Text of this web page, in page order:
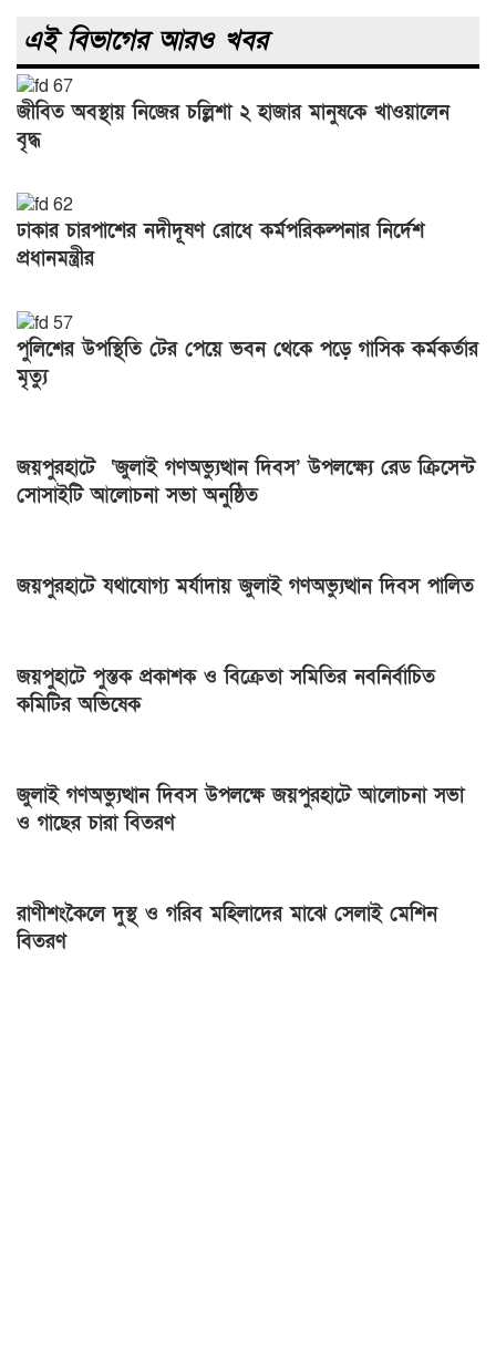
এই বিভাগের আরও খবর
জীবিত অবস্থায় নিজের চল্লিশা ২ হাজার মানুষকে খাওয়ালেন
বৃদ্ধ
ঢাকার চারপাশের নদীদূষণ রোধে কর্মপরিকল্পনার নির্দেশ
প্রধানমন্ত্রীর
পুলিশের উপস্থিতি টের পেয়ে ভবন থেকে পড়ে গাসিক কর্মকর্তার
মৃত্যু
জয়পুরহাটে ‘জুলাই গণঅভ্যুত্থান দিবস’ উপলক্ষ্যে রেড ক্রিসেন্ট
সোসাইটি আলোচনা সভা অনুষ্ঠিত
জয়পুরহাটে যথাযোগ্য মর্যাদায় জুলাই গণঅভ্যুত্থান দিবস পালিত
জয়পুহাটে পুস্তক প্রকাশক ও বিক্রেতা সমিতির নবনির্বাচিত
কমিটির অভিষেক
জুলাই গণঅভ্যুত্থান দিবস উপলক্ষে জয়পুরহাটে আলোচনা সভা
ও গাছের চারা বিতরণ
রাণীশংকৈলে দুস্থ ও গরিব মহিলাদের মাঝে সেলাই মেশিন
বিতরণ